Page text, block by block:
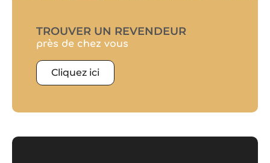
TROUVER UN REVENDEUR
près de chez vous
Cliquez ici